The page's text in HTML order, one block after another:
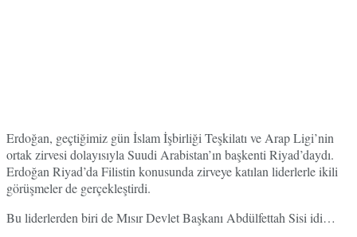
Erdoğan, geçtiğimiz gün İslam İşbirliği Teşkilatı ve Arap Ligi’nin
ortak zirvesi dolayısıyla Suudi Arabistan’ın başkenti Riyad’daydı.
Erdoğan Riyad’da Filistin konusunda zirveye katılan liderlerle ikili
görüşmeler de gerçekleştirdi.
Bu liderlerden biri de Mısır Devlet Başkanı Abdülfettah Sisi idi…